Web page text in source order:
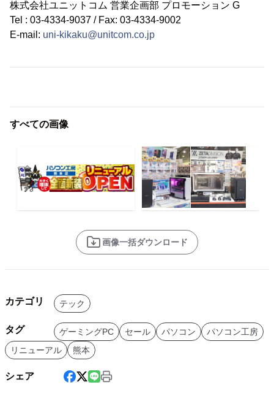
株式会社ユニットコム 営業企画部 プロモーション G
Tel : 03-4334-9037 / Fax: 03-4334-9002
E-mail: uni-kikaku@unitcom.co.jp
すべての画像
画像一括ダウンロード
カテゴリ テック
タグ ゲーミングPC セール パソコン
パソコン工房
リニューアル
熊本
シェア